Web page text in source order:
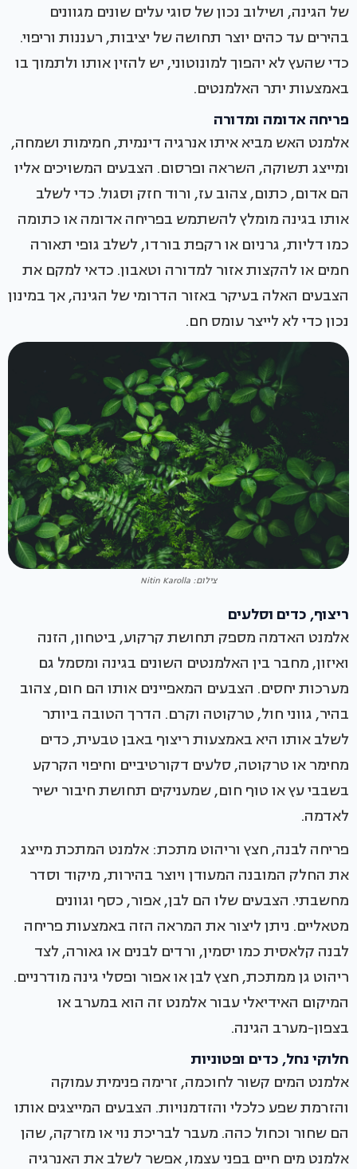
של הגינה, ושילוב נכון של סוגי עלים שונים מגוונים
בהירים עד כהים יוצר תחושה של יציבות, רעננות וריפוי.
כדי שהעץ לא יהפוך למונוטוני, יש להזין אותו ולתמוך בו
באמצעות יתר האלמנטים.
פריחה אדומה ומדורה
אלמנט האש מביא איתו אנרגיה דינמית, חמימות ושמחה,
ומייצג תשוקה, השראה ופרסום. הצבעים המשויכים אליו
הם אדום, כתום, צהוב עז, ורוד חזק וסגול. כדי לשלב
אותו בגינה מומלץ להשתמש בפריחה אדומה או כתומה
כמו דליות, גרניום או רקפת בורדו, לשלב גופי תאורה
חמים או להקצות אזור למדורה וטאבון. כדאי למקם את
הצבעים האלה בעיקר באזור הדרומי של הגינה, אך במינון
נכון כדי לא לייצר עומס חם.
צילום: Nitin Karolla
ריצוף, כדים וסלעים
אלמנט האדמה מספק תחושת קרקוע, ביטחון, הזנה
ואיזון, מחבר בין האלמנטים השונים בגינה ומסמל גם
מערכות יחסים. הצבעים המאפיינים אותו הם חום, צהוב
בהיר, גווני חול, טרקוטה וקרם. הדרך הטובה ביותר
לשלב אותו היא באמצעות ריצוף באבן טבעית, כדים
מחימר או טרקוטה, סלעים דקורטיביים וחיפוי הקרקע
בשבבי עץ או טוף חום, שמעניקים תחושת חיבור ישיר
לאדמה.
פריחה לבנה, חצץ וריהוט מתכת: אלמנט המתכת מייצג
את החלק המובנה המעודן ויוצר בהירות, מיקוד וסדר
מחשבתי. הצבעים שלו הם לבן, אפור, כסף וגוונים
מטאליים. ניתן ליצור את המראה הזה באמצעות פריחה
לבנה קלאסית כמו יסמין, ורדים לבנים או גאורה, לצד
ריהוט גן ממתכת, חצץ לבן או אפור ופסלי גינה מודרניים.
המיקום האידיאלי עבור אלמנט זה הוא במערב או
בצפון-מערב הגינה.
חלוקי נחל, כדים ופטוניות
אלמנט המים קשור לחוכמה, זרימה פנימית עמוקה
והזרמת שפע כלכלי והזדמנויות. הצבעים המייצגים אותו
הם שחור וכחול כהה. מעבר לבריכת נוי או מזרקה, שהן
אלמנט מים חיים בפני עצמו, אפשר לשלב את האנרגיה